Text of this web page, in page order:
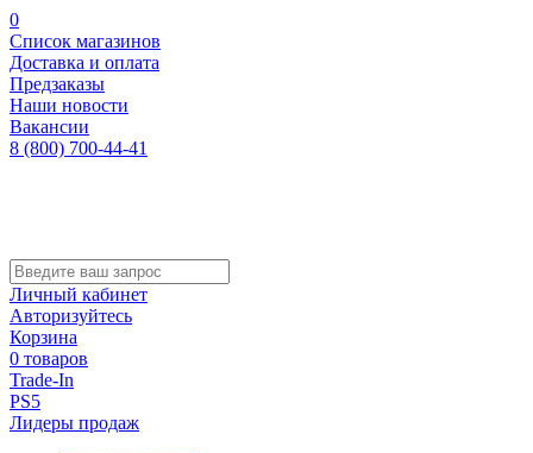
0
Список магазинов
Доставка и оплата
Предзаказы
Наши новости
Вакансии
8 (800) 700-44-41
Личный кабинет
Авторизуйтесь
Корзина
0 товаров
Trade-In
PS5
Лидеры продаж